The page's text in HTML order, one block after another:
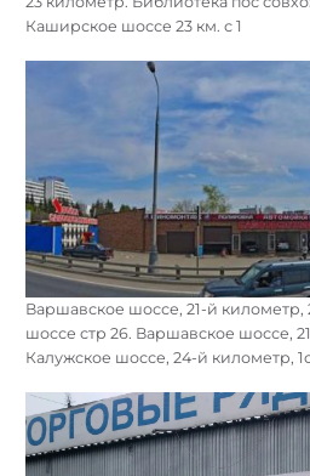
Каширское шоссе 23 км. с 1
Варшавское шоссе, 21-й километр,
шоссе стр 26. Варшавское шоссе,
Калужское шоссе, 24-й километр,